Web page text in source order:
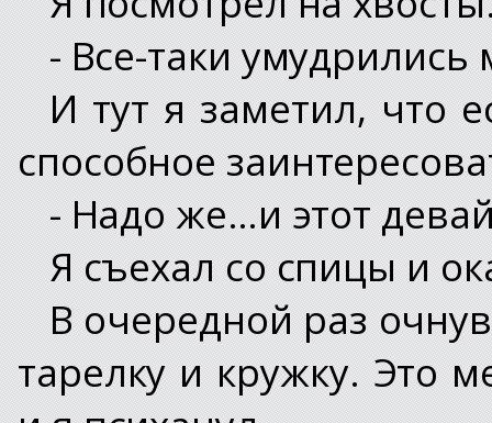
- Все-таки
И тут я заметил, что
способное
- Надо же…и этот
Я съехал со спицы и
В очередной раз
тарелку и кружку. Это